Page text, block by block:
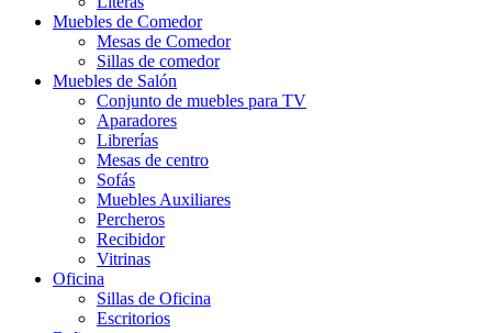
Muebles de Comedor
Mesas de Comedor
Sillas de comedor
Muebles de Salón
Conjunto de muebles para TV
Aparadores
Librerías
Mesas de centro
Sofás
Muebles Auxiliares
Percheros
Recibidor
Vitrinas
Oficina
Sillas de Oficina
Escritorios